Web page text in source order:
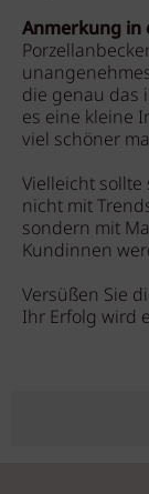
Anmerkung in
die genau das
es eine kleine
viel schöner
Vielleicht
nicht mit
sondern mit
Kundinnen
Versüßen Sie
Ihr Erfolg wird